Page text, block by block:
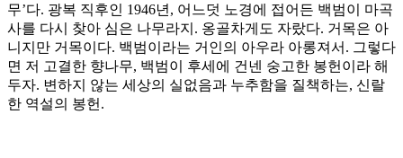
무’다. 광복 직후인 1946년, 어느덧 노경에 접어든 백범이 마곡
사를 다시 찾아 심은 나무라지. 옹골차게도 자랐다. 거목은 아
니지만 거목이다. 백범이라는 거인의 아우라 아롱져서. 그렇다
면 저 고결한 향나무, 백범이 후세에 건넨 숭고한 봉헌이라 해
두자. 변하지 않는 세상의 실없음과 누추함을 질책하는, 신랄
한 역설의 봉헌.